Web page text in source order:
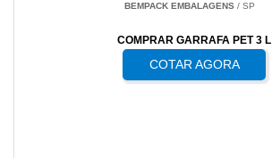
BEMPACK EMBALAGENS/ SP
COMPRAR GARRAFA PET 3 L
COTAR AGORA